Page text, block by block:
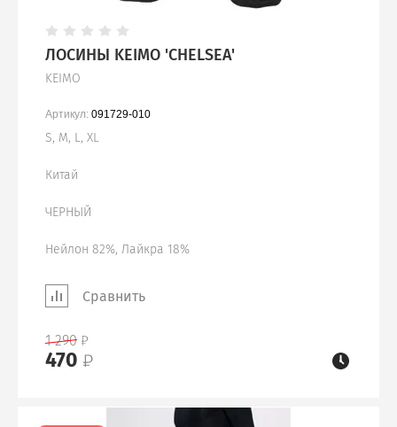
ЛОСИНЫ KEIMO 'CHELSEA'
KEIMO
Артикул: 091729-010
S, M, L, XL
Китай
ЧЕРНЫЙ
Нейлон 82%, Лайкра 18%
Сравнить
1 290
470